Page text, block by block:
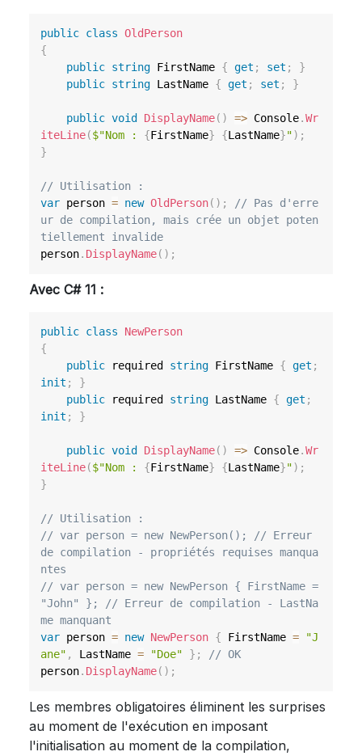
public class OldPerson
{
public string FirstName { get ; set ;
}
public string LastName { get ; set ; }
public void DisplayName( ) => Console.Wr
iteLine($"Nom : {FirstName} {LastName}") ;
}
// Utilisation :
var person = new OldPerson( ) ;
// Pas d'erre
ur de compilation, mais crée un objet poten
tiellement invalide
person. DisplayName( ) ;
Avec C# 11 :
public class
NewPerson
{
public required string FirstName { get ;
init ;
}
public required string LastName { get ;
init ; }
public void DisplayName( ) => Console.Wr
iteLine($"Nom : {FirstName} {LastName}") ;
}
// Utilisation :
// var person = new NewPerson(); // Erreur
de compilation - propriétés requises manqua
ntes
// var person = new NewPerson { FirstName =
"John" }; // Erreur de compilation - LastNa
me manquant
var person = new NewPerson { FirstName =
"J
ane" , LastName = "Doe" } ;
// OK
person. DisplayName( ) ;
Les membres obligatoires éliminent les surprises
au moment de l'exécution en imposant
l'initialisation au moment de la compilation,